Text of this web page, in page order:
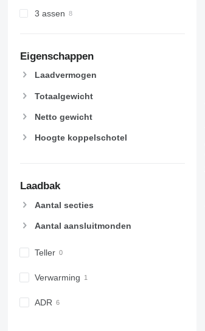
3 assen
Eigenschappen
Laadvermogen
Totaalgewicht
Netto gewicht
Hoogte koppelschotel
Laadbak
Aantal secties
Aantal aansluitmonden
Teller
Verwarming
ADR